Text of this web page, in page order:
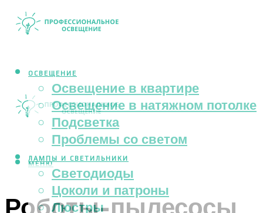
ОСВЕЩЕНИЕ
Освещение в квартире
Освещение в натяжном потолке
Подсветка
Проблемы со светом
ЛАМПЫ И СВЕТИЛЬНИКИ
Светодиоды
Цоколи и патроны
Люстры
МЕНЮ
Роботы-пылесосы